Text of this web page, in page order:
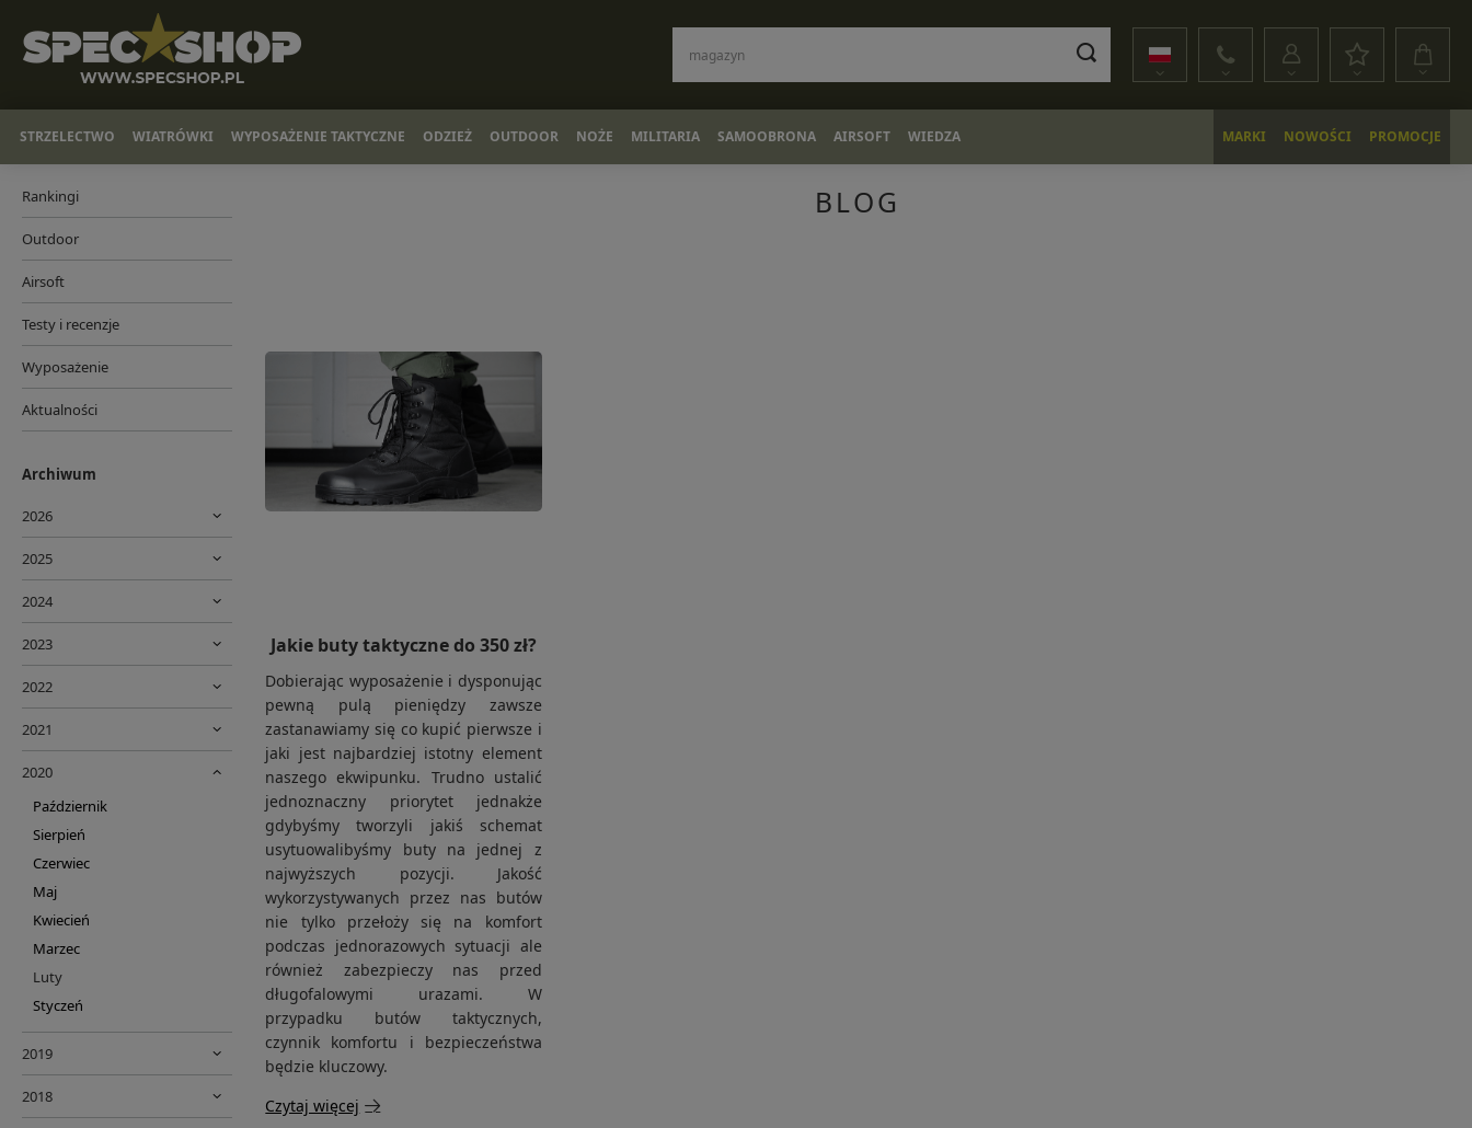
STRZELECTWO WIATRÓWKI WYPOSAŻENIE TAKTYCZNE ODZIEŻ OUTDOOR NOŻE MILITARIA SAMOOBRONA AIRSOFT WIEDZA MARKI NOWOŚCI PROMOCJE
Rankingi
Outdoor
Airsoft
Testy i recenzje
Wyposażenie
Aktualności
Archiwum
2026
2025
2024
2023
2022
2021
2020
Październik
Sierpień
Czerwiec
Maj
Kwiecień
Marzec
Luty
Styczeń
2019
2018
BLOG
Jakie buty taktyczne do 350 zł?
Dobierając wyposażenie i dysponując
pewną pulą pieniędzy zawsze
zastanawiamy się co kupić pierwsze i
jaki jest najbardziej istotny element
naszego ekwipunku. Trudno ustalić
jednoznaczny priorytet jednakże
gdybyśmy tworzyli jakiś schemat
usytuowalibyśmy buty na jednej z
najwyższych pozycji. Jakość
wykorzystywanych przez nas butów
nie tylko przełoży się na komfort
podczas jednorazowych sytuacji ale
również zabezpieczy nas przed
długofalowymi urazami. W
przypadku butów taktycznych,
czynnik komfortu i bezpieczeństwa
będzie kluczowy.
Czytaj więcej